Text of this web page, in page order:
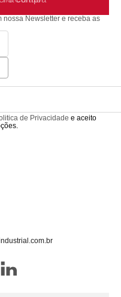
nossa Newsletter e receba as
de Privacidade e aceito